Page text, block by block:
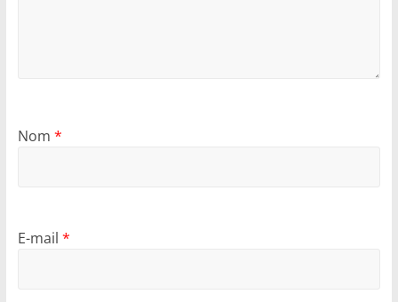
Nom *
E-mail *